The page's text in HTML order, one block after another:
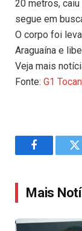
20 metros,
segue em
O corpo foi
Araguaína e
Veja mais
Fonte: G1
Facebook
Mais